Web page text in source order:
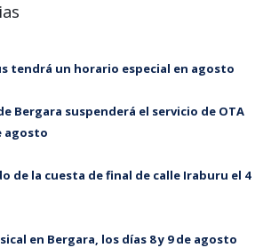
tendrá un horario especial en agosto
Bergara suspenderá el servicio de OTA
agosto
de la cuesta de final de calle Iraburu el 4
en Bergara, los días 8 y 9 de agosto